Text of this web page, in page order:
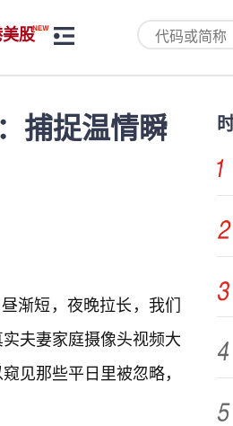
股
捕捉温情瞬
渐短，夜晚拉长，我们
夫妻家庭摄像头视频大
见那些平日里被忽略，